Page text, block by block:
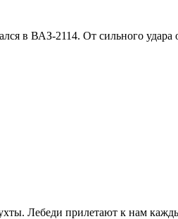
в ВАЗ-2114. От сильного
Лебеди прилетают к нам